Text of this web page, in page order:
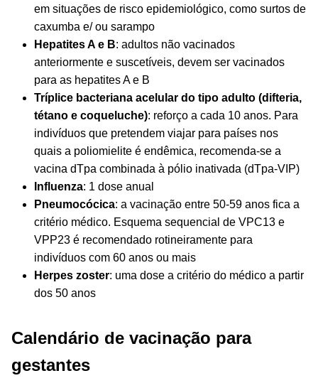
em situações de risco epidemiológico, como surtos de
caxumba e/ ou sarampo
Hepatites A e B: adultos não vacinados
anteriormente e suscetíveis, devem ser vacinados
para as hepatites A e B
Tríplice bacteriana acelular do tipo adulto (difteria,
tétano e coqueluche): reforço a cada 10 anos. Para
indivíduos que pretendem viajar para países nos
quais a poliomielite é endêmica, recomenda-se a
vacina dTpa combinada à pólio inativada (dTpa-VIP)
Influenza: 1 dose anual
Pneumocócica: a vacinação entre 50-59 anos fica a
critério médico. Esquema sequencial de VPC13 e
VPP23 é recomendado rotineiramente para
indivíduos com 60 anos ou mais
Herpes zoster: uma dose a critério do médico a partir
dos 50 anos
Calendário de vacinação para
gestantes